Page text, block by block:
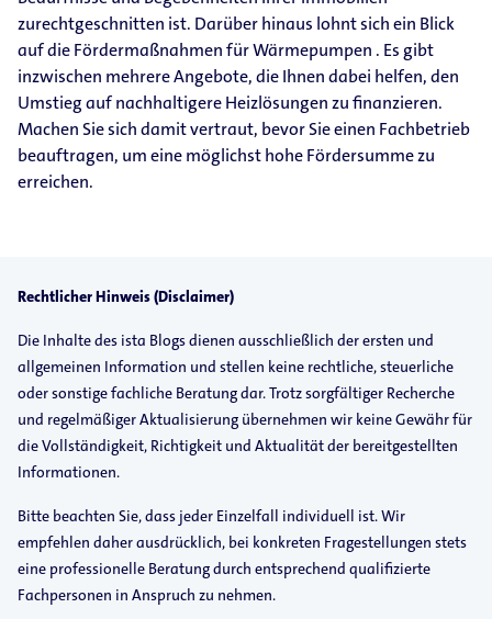
zurechtgeschnitten ist. Darüber hinaus lohnt sich ein Blick
auf die Fördermaßnahmen für Wärmepumpen . Es gibt
inzwischen mehrere Angebote, die Ihnen dabei helfen, den
Umstieg auf nachhaltigere Heizlösungen zu finanzieren.
Machen Sie sich damit vertraut, bevor Sie einen Fachbetrieb
beauftragen, um eine möglichst hohe Fördersumme zu
erreichen.
Rechtlicher Hinweis (Disclaimer)
Die Inhalte des ista Blogs dienen ausschließlich der ersten und
allgemeinen Information und stellen keine rechtliche, steuerliche
oder sonstige fachliche Beratung dar. Trotz sorgfältiger Recherche
und regelmäßiger Aktualisierung übernehmen wir keine Gewähr für
die Vollständigkeit, Richtigkeit und Aktualität der bereitgestellten
Informationen.
Bitte beachten Sie, dass jeder Einzelfall individuell ist. Wir
empfehlen daher ausdrücklich, bei konkreten Fragestellungen stets
eine professionelle Beratung durch entsprechend qualifizierte
Fachpersonen in Anspruch zu nehmen.